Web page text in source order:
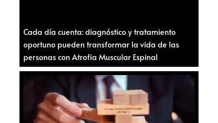
Cada día cuenta: diagnóstico y tratamiento
oportuno pueden transformar la vida de las
personas con Atrofia Muscular Espinal